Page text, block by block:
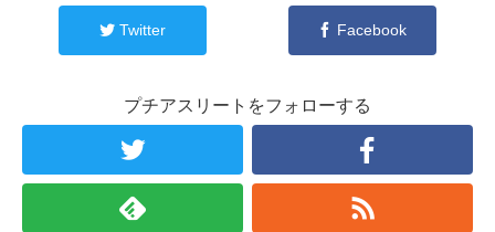
Twitter Facebook
プチアスリートをフォローする